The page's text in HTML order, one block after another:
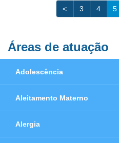
< 3 4 5
Áreas de atuação
Adolescência
Aleitamento Materno
Alergia